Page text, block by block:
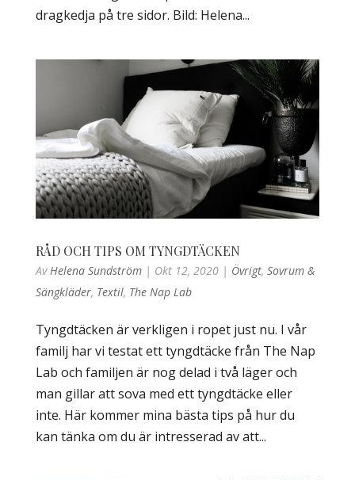
dragkedja på tre sidor. Bild: Helena...
RÅD OCH TIPS OM TYNGDTÄCKEN
AvHelena Sundström| Okt 12, 2020| Övrigt, Sovrum &
Sängkläder, Textil, The Nap Lab
Tyngdtäcken är verkligen i ropet just nu. I vår
familj har vi testat ett tyngdtäcke från The Nap
Lab och familjen är nog delad i två läger och
man gillar att sova med ett tyngdtäcke eller
inte. Här kommer mina bästa tips på hur du
kan tänka om du är intresserad av att...